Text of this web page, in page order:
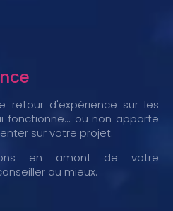
retour d'expérience sur les
fonctionne... ou non apporte
sur votre projet.
en amont de votre
au mieux.